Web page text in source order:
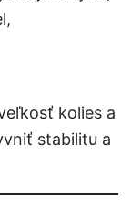
kolies a
stabilitu a